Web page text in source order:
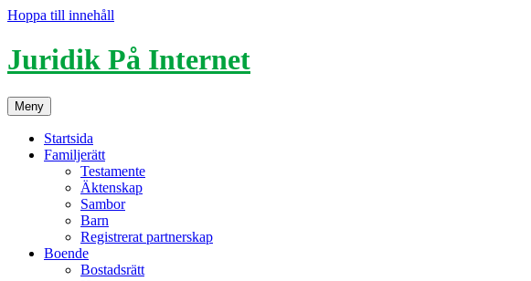
Hoppa till innehåll
Juridik På Internet
Meny
Startsida
Familjerätt
Testamente
Äktenskap
Sambor
Barn
Registrerat partnerskap
Boende
Bostadsrätt